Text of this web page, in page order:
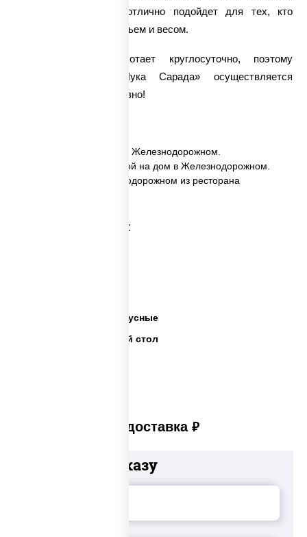
веществ салат чука отлично подойдет для тех, кто
следит за своим здоровьем и весом.
Наша компания работает круглосуточно, поэтому
салата «Чука Сарада» осуществляется
действительно оперативно!
✅ Чука сарада заказать в Железнодорожном.
✅ Чука сарада с доставкой на дом в Железнодорожном.
✅ Чука сарада в Железнодорожном из ресторана
Категории товара:
Салаты недорогие и вкусные
Салаты на праздничный стол
Платная доставка руб
Добавьте к заказу